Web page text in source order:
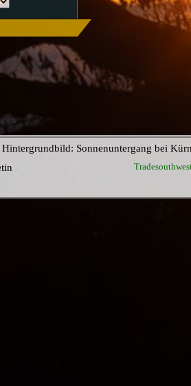
Hintergrundbild: Sonnenuntergang bei